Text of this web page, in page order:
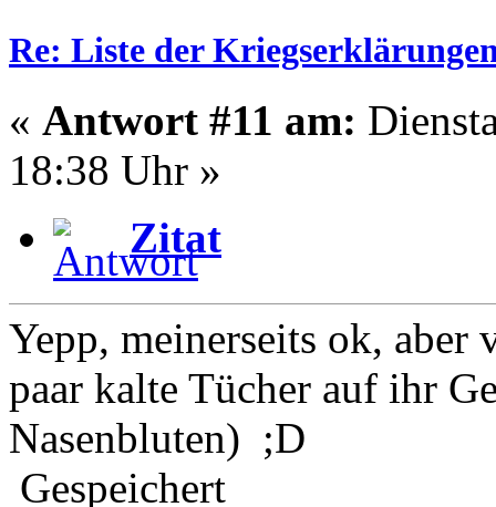
Re: Liste der
« Antwort #11 am:
18:38 Uhr »
Zitat
Yepp, meinerseits ok, aber
paar kalte Tücher auf ihr
Nasenbluten) ;D
Gespeichert